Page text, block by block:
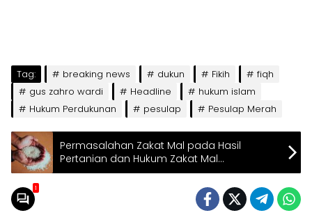
Tag: breaking news dukun Fikih
fiqh
gus zahro wardi
Headline
hukum islam
Hukum Perdukunan
pesulap Pesulap Merah
Permasalahan Zakat Mal pada Hasil
Pertanian dan Hukum Zakat Mal
Menggunakan Uang
1